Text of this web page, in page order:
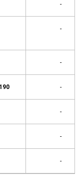
-
-
-
-
-
-
-